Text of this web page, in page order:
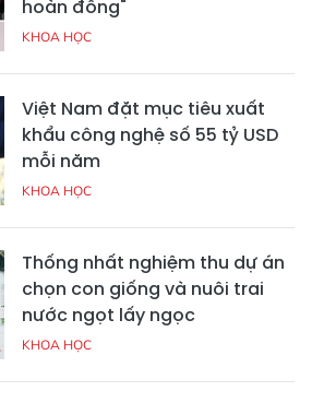
hoàn đồng"
KHOA HỌC
Việt Nam đặt mục tiêu xuất
khẩu công nghệ số 55 tỷ USD
mỗi năm
KHOA HỌC
Thống nhất nghiệm thu dự án
chọn con giống và nuôi trai
nước ngọt lấy ngọc
KHOA HỌC